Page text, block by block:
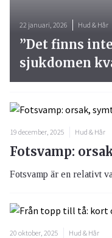
22 januari, 2026 Hud & Hår
”Det finns
sjukdomen
19 december, 2025 Hud & Hår
Fotsvamp:
Fotsvamp är en relativt
20 oktober, 2025 Hud & Hår